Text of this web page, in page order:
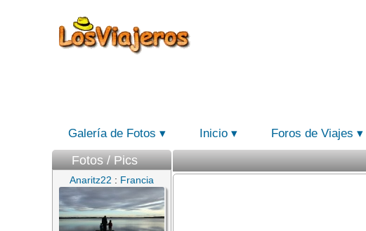
Galería de Fotos Inicio Foros de Viajes
Fotos / Pics
Anaritz22 : Francia